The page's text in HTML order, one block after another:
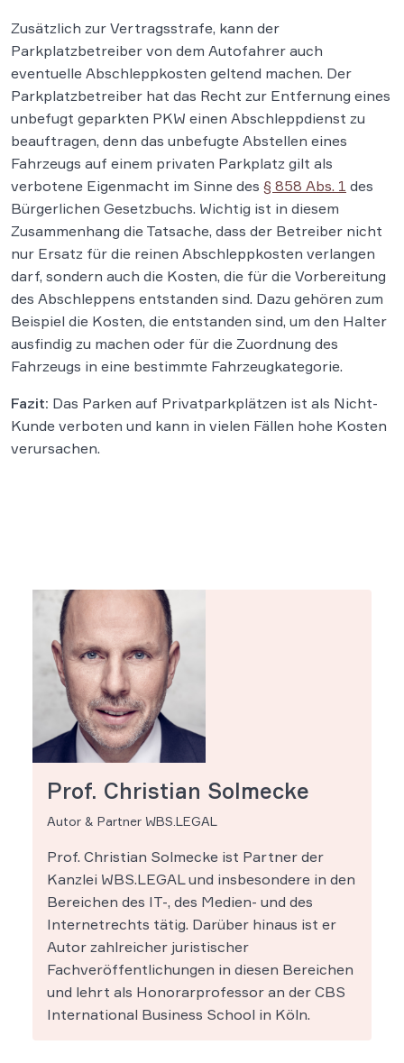
Zusätzlich zur Vertragsstrafe, kann der
Parkplatzbetreiber von dem Autofahrer auch
eventuelle Abschleppkosten geltend machen. Der
Parkplatzbetreiber hat das Recht zur Entfernung eines
unbefugt geparkten PKW einen Abschleppdienst zu
beauftragen, denn das unbefugte Abstellen eines
Fahrzeugs auf einem privaten Parkplatz gilt als
verbotene Eigenmacht im Sinne des § 858 Abs. 1 des
Bürgerlichen Gesetzbuchs. Wichtig ist in diesem
Zusammenhang die Tatsache, dass der Betreiber nicht
nur Ersatz für die reinen Abschleppkosten verlangen
darf, sondern auch die Kosten, die für die Vorbereitung
des Abschleppens entstanden sind. Dazu gehören zum
Beispiel die Kosten, die entstanden sind, um den Halter
ausfindig zu machen oder für die Zuordnung des
Fahrzeugs in eine bestimmte Fahrzeugkategorie.
Fazit: Das Parken auf Privatparkplätzen ist als Nicht-
Kunde verboten und kann in vielen Fällen hohe Kosten
verursachen.
Prof. Christian Solmecke
Autor & Partner WBS.LEGAL
Prof. Christian Solmecke ist Partner der
Kanzlei WBS.LEGAL und insbesondere in den
Bereichen des IT-, des Medien- und des
Internetrechts tätig. Darüber hinaus ist er
Autor zahlreicher juristischer
Fachveröffentlichungen in diesen Bereichen
und lehrt als Honorarprofessor an der CBS
International Business School in Köln.